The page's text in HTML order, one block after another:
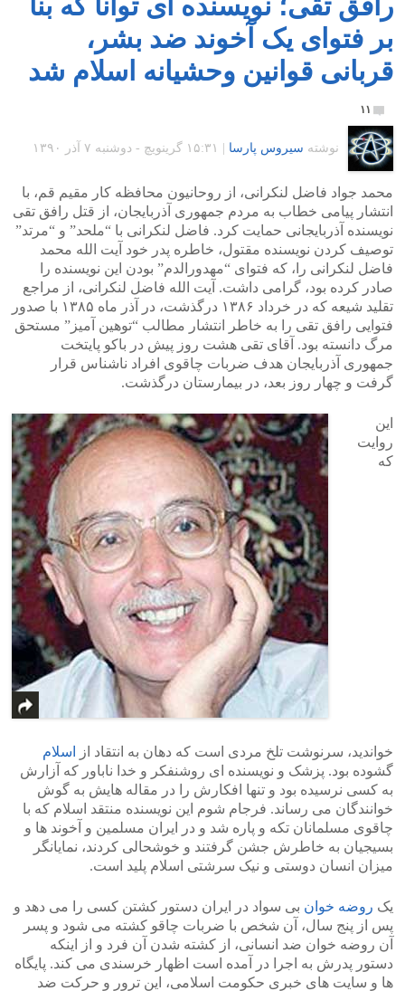
بر فتوای یک آخوند ضد بشر،
قربانی قوانین وحشیانه اسلام شد
۱۱
نوشته سیروس پارسا ۱۵:۳۱ گرينويچ - دوشنبه ۷ آذر ۱۳۹۰
محمد جواد فاضل لنکرانی، از روحانیون محافظه کار مقیم قم، با
انتشار پیامی خطاب به مردم جمهوری آذربایجان، از قتل رافق تقی
نویسنده آذربایجانی حمایت کرد. فاضل لنکرانی با “ملحد” و “مرتد”
توصیف کردن نویسنده مقتول، خاطره پدر خود آیت الله محمد
فاضل لنکرانی را، که فتوای “مهدورالدم” بودن این نویسنده را
صادر کرده بود، گرامی داشت. آیت الله فاضل لنکرانی، از مراجع
تقلید شیعه که در خرداد ۱۳۸۶ درگذشت، در آذر ماه ۱۳۸۵ با صدور
فتوایی رافق تقی را به خاطر انتشار مطالب “توهین آمیز” مستحق
مرگ دانسته بود. آقای تقی هشت روز پیش در باکو پایتخت
جمهوری آذربایجان هدف ضربات چاقوی افراد ناشناس قرار
گرفت و چهار روز بعد، در بیمارستان درگذشت.
این
روایت
که
خواندید، سرنوشت تلخ مردی است که دهان به انتقاد از
اسلام
گشوده بود. پزشک و نویسنده ای روشنفکر و خدا ناباور که آزارش
به کسی نرسیده بود و تنها افکارش را در مقاله هایش به گوش
خوانندگان می رساند. فرجام شوم این نویسنده منتقد اسلام که با
چاقوی مسلمانان تکه و پاره شد و در ایران مسلمین و آخوند ها و
بسیجیان به خاطرش جشن گرفتند و خوشحالی کردند، نمایانگر
میزان انسان دوستی و نیک سرشتی اسلام پلید است.
یک روضه خوان بی سواد در ایران دستور کشتن کسی را می دهد و
پس از پنج سال، آن شخص با ضربات چاقو کشته می شود و پسر
آن روضه خوان ضد انسانی، از کشته شدن آن فرد و از اینکه
دستور پدرش به اجرا در آمده است اظهار خرسندی می کند. پایگاه
ها و سایت های خبری حکومت اسلامی، این ترور و حرکت ضد